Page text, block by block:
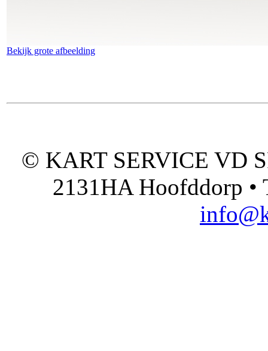
Bekijk grote afbeelding
© KART SERVICE VD
2131HA Hoofddorp •